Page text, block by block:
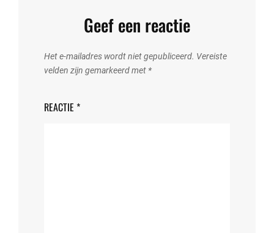
Geef een reactie
Het e-mailadres wordt niet gepubliceerd. Vereiste
velden zijn gemarkeerd met *
REACTIE *